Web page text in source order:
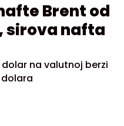
Brent od
sirova nafta
na valutnoj berzi
dolara